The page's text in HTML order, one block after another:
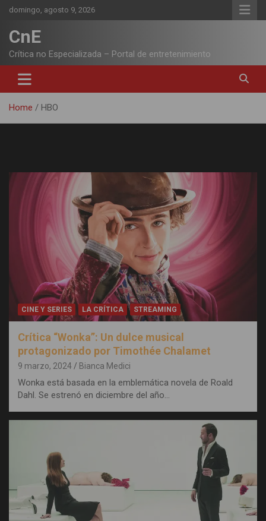
Skip
content
domingo, agosto 9, 2026
CnE
Crítica no Especializada – Portal de entretenimiento
Home HBO
CINE Y SERIES LA CRÍTICA STREAMING
Crítica “Wonka”: Un dulce musical
protagonizado por Timothée Chalamet
9 marzo, 2024 Bianca Medici
Wonka está basada en la emblemática novela de Roald
Dahl. Se estrenó en diciembre del año…